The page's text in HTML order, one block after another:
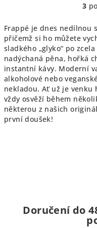
3
Frappé je dnes nedílnou
přičemž si ho můžete
sladkého „glyko“ po
nadýchaná pěna, hořká
instantní kávy. Moderní
alkoholové nebo
nekladou. Ať už je venku
vždy osvěží během
některou z našich
první doušek!
Doručení do